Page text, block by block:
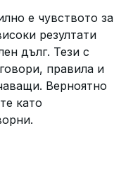
е чувството за
резултати
дълг. Тези с
правила и
Верноятно
като